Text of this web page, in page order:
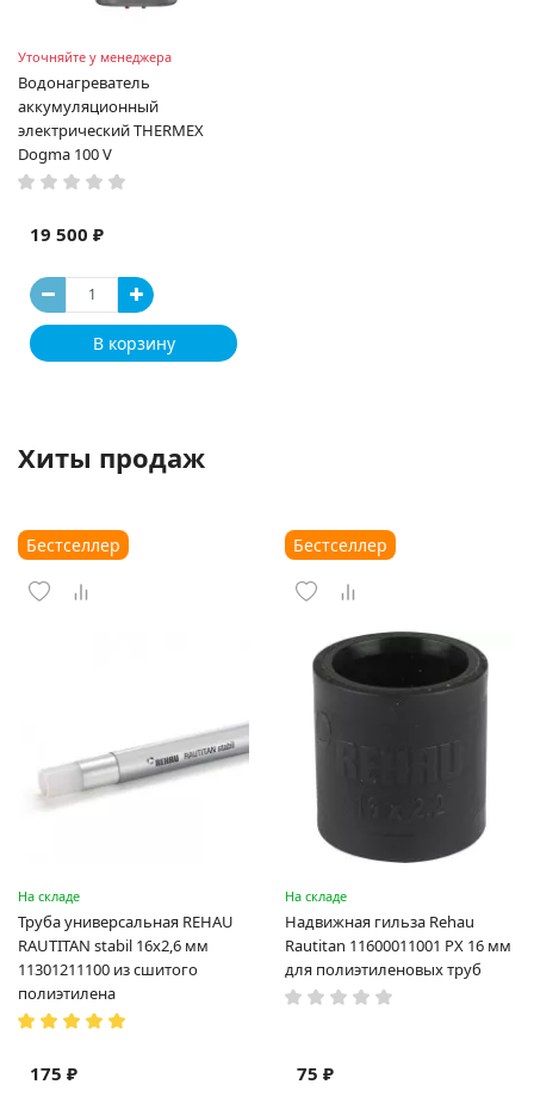
Уточняйте у менеджера
Водонагреватель
аккумуляционный
электрический THERMEX
Dogma 100 V
19 500 ₽
В корзину
Хиты продаж
Бестселлер
На складе
Труба универсальная REHAU
RAUTITAN stabil 16х2,6 мм
11301211100 из сшитого
полиэтилена
175 ₽
Бестселлер
На складе
Надвижная гильза Rehau
Rautitan 11600011001 PX 16 мм
для полиэтиленовых труб
75 ₽